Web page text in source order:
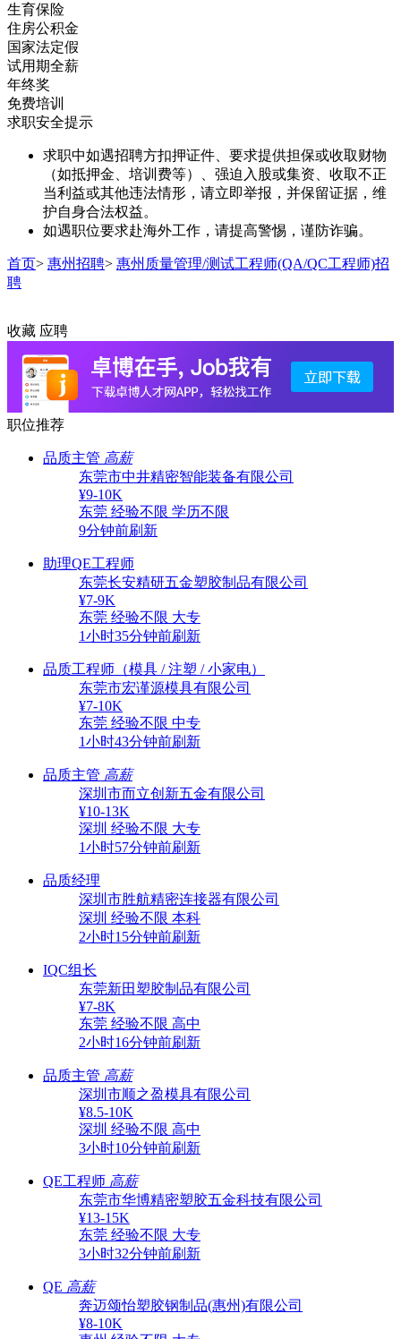
生育保险
住房公积金
国家法定假
试用期全薪
年终奖
免费培训
求职安全提示
求职中如遇招聘方扣押证件、要求提供担保或收取财物
（如抵押金、培训费等）、强迫入股或集资、收取不正
当利益或其他违法情形，请立即举报，并保留证据，维
护自身合法权益。
如遇职位要求赴海外工作，请提高警惕，谨防诈骗。
首页> 惠州招聘> 惠州质量管理/测试工程师(QA/QC工程师)招
聘
收藏 应聘
职位推荐
品质主管 高薪
东莞市中井精密智能装备有限公司
¥9-10K
东莞 经验不限 学历不限
9分钟前刷新
助理QE工程师
东莞长安精研五金塑胶制品有限公司
¥7-9K
东莞 经验不限 大专
1小时35分钟前刷新
品质工程师（模具 / 注塑 / 小家电）
东莞市宏谨源模具有限公司
¥7-10K
东莞 经验不限 中专
1小时43分钟前刷新
品质主管 高薪
深圳市而立创新五金有限公司
¥10-13K
深圳 经验不限 大专
1小时57分钟前刷新
品质经理
深圳市胜航精密连接器有限公司
深圳 经验不限 本科
2小时15分钟前刷新
IQC组长
东莞新田塑胶制品有限公司
¥7-8K
东莞 经验不限 高中
2小时16分钟前刷新
品质主管 高薪
深圳市顺之盈模具有限公司
¥8.5-10K
深圳 经验不限 高中
3小时10分钟前刷新
QE工程师 高薪
东莞市华博精密塑胶五金科技有限公司
¥13-15K
东莞 经验不限 大专
3小时32分钟前刷新
QE 高薪
奔迈颂怡塑胶钢制品(惠州)有限公司
¥8-10K